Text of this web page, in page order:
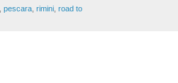
pescara rimini road to